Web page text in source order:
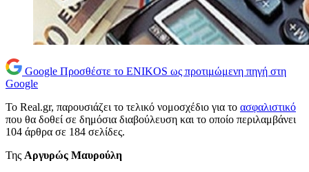
Google Προσθέστε το ENIKOS ως προτιμώμενη πηγή στη
Google
Το Real.gr, παρουσιάζει το τελικό νομοσχέδιο για το ασφαλιστικό
που θα δοθεί σε δημόσια διαβούλευση και το οποίο περιλαμβάνει
104 άρθρα σε 184 σελίδες.
Της Αργυρώς Μαυρούλη